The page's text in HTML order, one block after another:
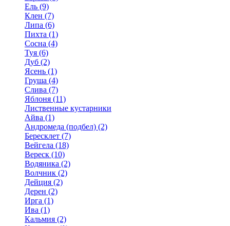
Ель (9)
Клен (7)
Липа (6)
Пихта (1)
Сосна (4)
Туя (6)
Дуб (2)
Ясень (1)
Груша (4)
Слива (7)
Яблоня (11)
Лиственные кустарники
Айва (1)
Андромеда (подбел) (2)
Бересклет (7)
Вейгела (18)
Вереск (10)
Водяника (2)
Волчник (2)
Дейция (2)
Дерен (2)
Ирга (1)
Ива (1)
Кальмия (2)